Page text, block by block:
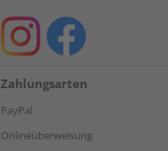
Zahlungsarten
PayPal
Onlineüberweisung